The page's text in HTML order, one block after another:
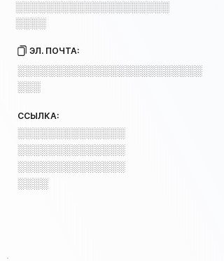
░░░░░░░░░░░░░░░░░░░░
░░░░
ЭЛ. ПОЧТА:
░░░░░░░░░░░░░░░░░░░░░░░░
░░░
ССЫЛКА:
░░░░░░░░░░░░░░
░░░░░░░░░░░░░░
░░░░░░░░░░░░░░
░░░░